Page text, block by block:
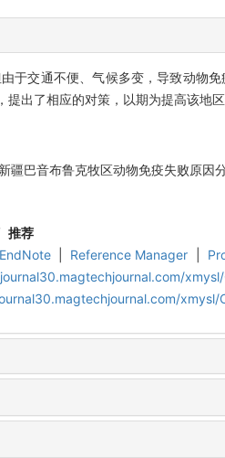
于交通不便、气候多变，导致动物
出了相应的对策，以期为提高该地
疆巴音布鲁克牧区动物免疫失败原
推荐
EndNote Reference Manager
xmysl/